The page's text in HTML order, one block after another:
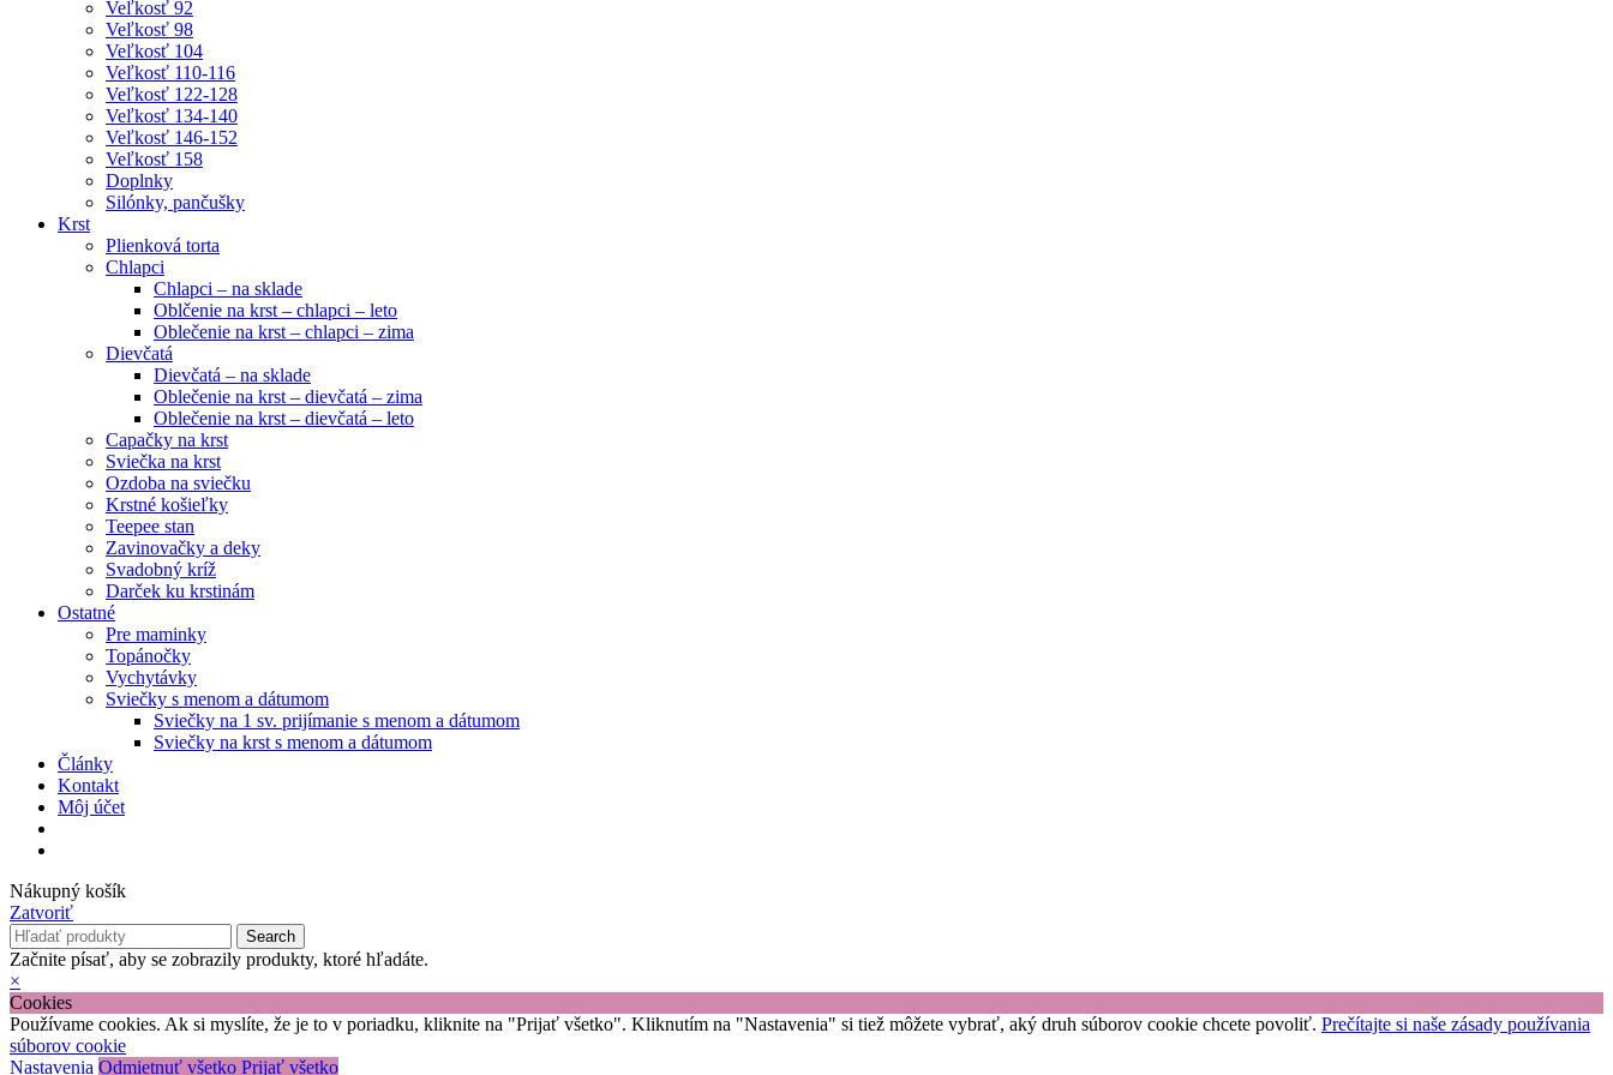
Veľkosť 92
Veľkosť 98
Veľkosť 104
Veľkosť 110-116
Veľkosť 122-128
Veľkosť 134-140
Veľkosť 146-152
Veľkosť 158
Doplnky
Silónky, pančušky
Krst
Plienková torta
Chlapci
Chlapci – na sklade
Oblčenie na krst – chlapci – leto
Oblečenie na krst – chlapci – zima
Dievčatá
Dievčatá – na sklade
Oblečenie na krst – dievčatá – zima
Oblečenie na krst – dievčatá – leto
Capačky na krst
Sviečka na krst
Ozdoba na sviečku
Krstné košieľky
Teepee stan
Zavinovačky a deky
Svadobný kríž
Darček ku krstinám
Ostatné
Pre maminky
Topánočky
Vychytávky
Sviečky s menom a dátumom
Sviečky na 1 sv. prijímanie s menom a dátumom
Sviečky na krst s menom a dátumom
Články
Kontakt
Môj účet
Nákupný košík
Zatvoriť
Search
Začnite písať, aby se zobrazily produkty, ktoré hľadáte.
×
Cookies
Používame cookies. Ak si myslíte, že je to v poriadku, kliknite na "Prijať všetko". Kliknutím na "Nastavenia" si tiež môžete vybrať, aký druh súborov cookie chcete povoliť. Prečítajte si naše zásady používania
súborov cookie
Nastavenia Odmietnuť všetko Prijať všetko